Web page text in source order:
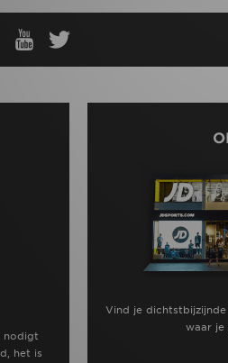
nodigt
het is
Vind je
waar je